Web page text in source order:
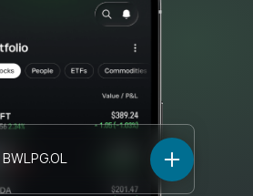
BWLPG.OL